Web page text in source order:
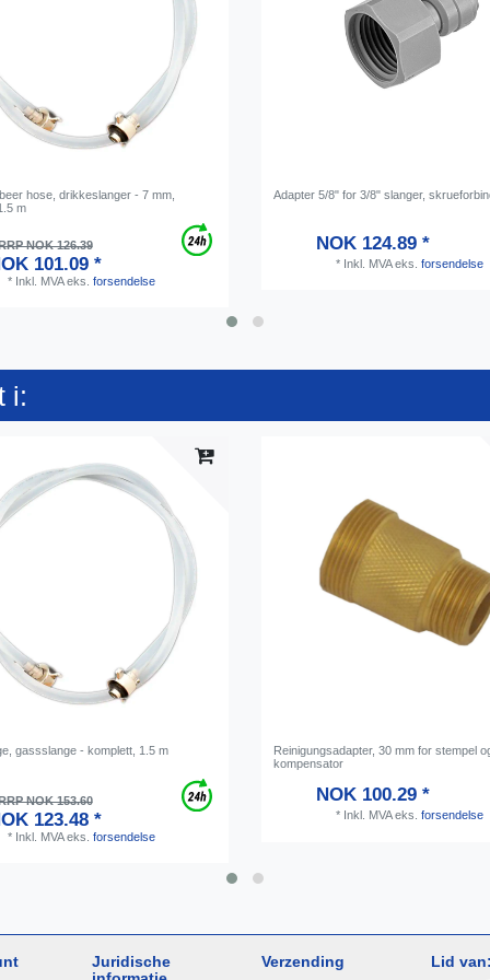
hose, drikkeslanger - 7 mm,
m
NOK 126.39
101.09 *
* Inkl. MVAeks. forsendelse
Adapter 5/8" for 3/8" slanger,
NOK 124.89 *
* Inkl. MVAeks. forsendelse
i:
gassslange - komplett, 1.5 m
NOK 153.60
123.48 *
* Inkl. MVAeks. forsendelse
Reinigungsadapter, 30 mm for stempel
kompensator
NOK 100.29 *
* Inkl. MVAeks. forsendelse
Juridische
Verzending Lid